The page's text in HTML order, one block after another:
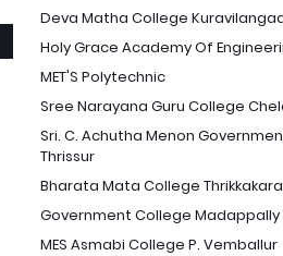
Deva Matha College
Holy Grace Academy Of
MET'S Polytechnic
Sree Narayana Guru College
Sri. C. Achutha Menon
Thrissur
Bharata Mata College Thrikkakara
Government College Madappally
MES Asmabi College P. Vemballur